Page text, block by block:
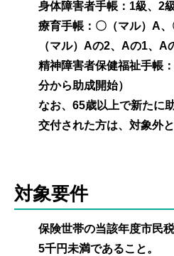
身体障害者手帳：1級、2
療育手帳：〇（マル）A
（マル）Aの2、Aの1、A
精神障害者保健福祉手帳
分から助成開始）
なお、65歳以上で新たに
交付された方は、対象外と
対象要件
保険世帯の当該年度市民
5千円未満であること。